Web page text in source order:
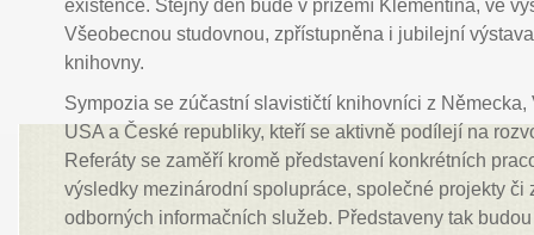
existence. Stejný den bude v přízemí Klementina, ve
Všeobecnou studovnou, zpřístupněna i jubilejní
knihovny.
Sympozia se zúčastní slavističtí knihovníci z
USA a České republiky, kteří se aktivně podílejí na
Referáty se zaměří kromě představení konkrétních
výsledky mezinárodní spolupráce, společné projekty či
odborných informačních služeb. Představeny tak